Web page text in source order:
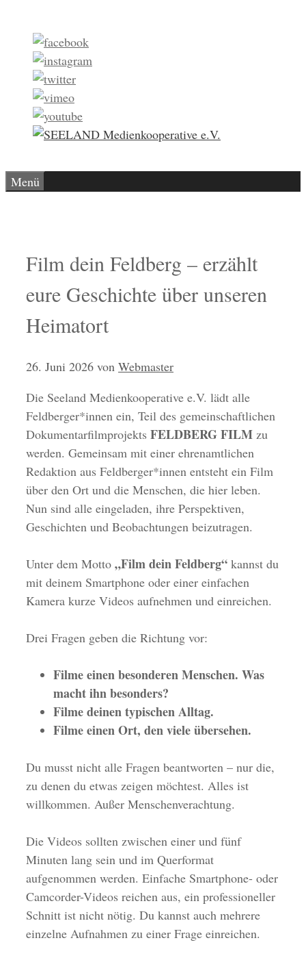
Inhalt
springen
Menü
Film dein Feldberg – erzählt
eure Geschichte über unseren
Heimatort
26. Juni 2026 von Webmaster
Die Seeland Medienkooperative e.V. lädt alle
Feldberger*innen ein, Teil des gemeinschaftlichen
Dokumentarfilmprojekts FELDBERG FILM zu
werden. Gemeinsam mit einer ehrenamtlichen
Redaktion aus Feldberger*innen entsteht ein Film
über den Ort und die Menschen, die hier leben.
Nun sind alle eingeladen, ihre Perspektiven,
Geschichten und Beobachtungen beizutragen.
Unter dem Motto „Film dein Feldberg“ kannst du
mit deinem Smartphone oder einer einfachen
Kamera kurze Videos aufnehmen und einreichen.
Drei Fragen geben die Richtung vor:
Filme einen besonderen Menschen. Was
macht ihn besonders?
Filme deinen typischen Alltag.
Filme einen Ort, den viele übersehen.
Du musst nicht alle Fragen beantworten – nur die,
zu denen du etwas zeigen möchtest. Alles ist
willkommen. Außer Menschenverachtung.
Die Videos sollten zwischen einer und fünf
Minuten lang sein und im Querformat
aufgenommen werden. Einfache Smartphone- oder
Camcorder-Videos reichen aus, ein professioneller
Schnitt ist nicht nötig. Du kannst auch mehrere
einzelne Aufnahmen zu einer Frage einreichen.